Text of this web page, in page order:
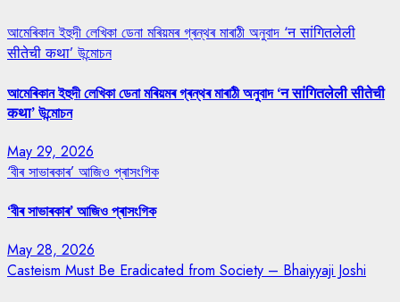
আমেৰিকান ইহুদী লেখিকা ডেনা মৰিয়মৰ গ্ৰন্থৰ মাৰাঠী অনুবাদ ‘न सांगितलेली
सीतेची कथा’ উন্মোচন
আমেৰিকান ইহুদী লেখিকা ডেনা মৰিয়মৰ গ্ৰন্থৰ মাৰাঠী অনুবাদ ‘न सांगितलेली सीतेची
कथा’ উন্মোচন
May 29, 2026
‘বীৰ সাভাৰকাৰ’ আজিও প্ৰাসংগিক
‘বীৰ সাভাৰকাৰ’ আজিও প্ৰাসংগিক
May 28, 2026
Casteism Must Be Eradicated from Society – Bhaiyyaji Joshi